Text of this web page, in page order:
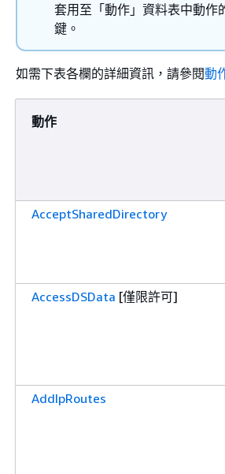
套用至「動作」資料表中動作
鍵。
如需下表各欄的詳細資訊，請參閱動
動作
AcceptSharedDirectory
AccessDSData [僅限許可]
AddIpRoutes